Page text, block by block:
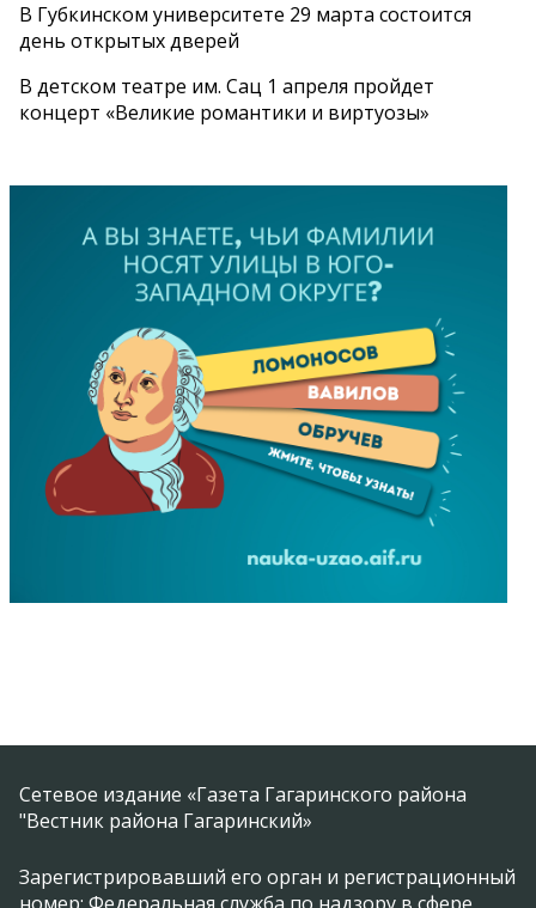
В Губкинском университете 29 марта состоится
день открытых дверей
В детском театре им. Сац 1 апреля пройдет
концерт «Великие романтики и виртуозы»
Сетевое издание «Газета Гагаринского района
"Вестник района Гагаринский»
Зарегистрировавший его орган и регистрационный